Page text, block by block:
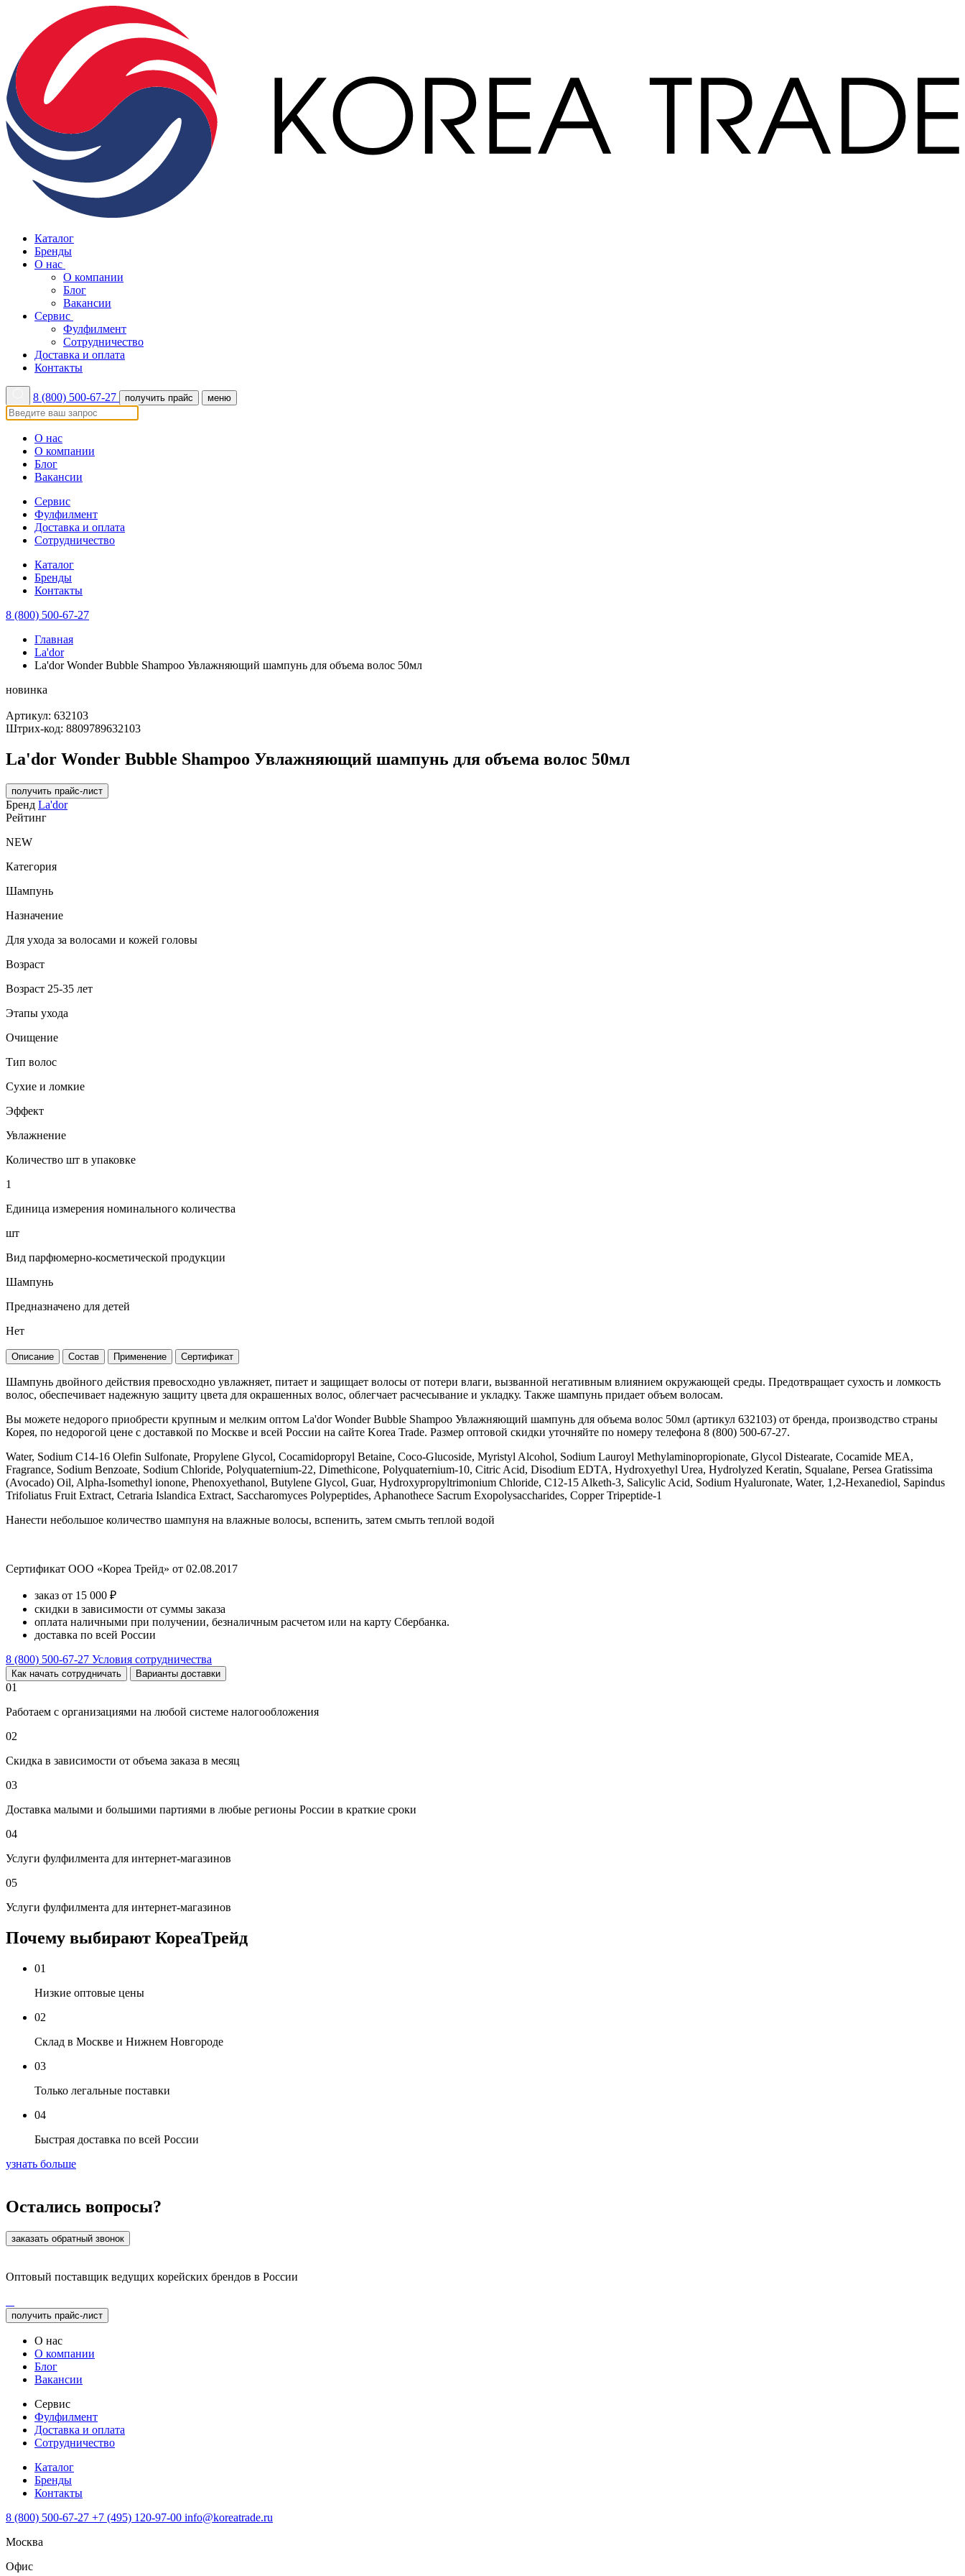
Каталог
Бренды
О нас
О компании
Блог
Вакансии
Сервис
Фулфилмент
Сотрудничество
Доставка и оплата
Контакты
8 (800) 500-67-27 получить прайс меню
О нас
О компании
Блог
Вакансии
Сервис
Фулфилмент
Доставка и оплата
Сотрудничество
Каталог
Бренды
Контакты
8 (800) 500-67-27
Главная
La'dor
La'dor Wonder Bubble Shampoo Увлажняющий шампунь для объема волос 50мл
новинка
Артикул: 632103
Штрих-код: 8809789632103
La'dor Wonder Bubble Shampoo Увлажняющий шампунь для объема волос 50мл
получить прайс-лист
Бренд La'dor
Рейтинг
NEW
Категория
Шампунь
Назначение
Для ухода за волосами и кожей головы
Возраст
Возраст 25-35 лет
Этапы ухода
Очищение
Тип волос
Сухие и ломкие
Эффект
Увлажнение
Количество шт в упаковке
1
Единица измерения номинального количества
шт
Вид парфюмерно-косметической продукции
Шампунь
Предназначено для детей
Нет
Описание Состав Применение Сертификат
Шампунь двойного действия превосходно увлажняет, питает и защищает волосы от потери влаги, вызванной негативным влиянием окружающей среды. Предотвращает сухость и ломкость
волос, обеспечивает надежную защиту цвета для окрашенных волос, облегчает расчесывание и укладку. Также шампунь придает объем волосам.
Вы можете недорого приобрести крупным и мелким оптом La'dor Wonder Bubble Shampoo Увлажняющий шампунь для объема волос 50мл (артикул 632103) от бренда, производство страны
Корея, по недорогой цене с доставкой по Москве и всей России на сайте Korea Trade. Размер оптовой скидки уточняйте по номеру телефона 8 (800) 500-67-27.
Water, Sodium C14-16 Olefin Sulfonate, Propylene Glycol, Cocamidopropyl Betaine, Coco-Glucoside, Myristyl Alcohol, Sodium Lauroyl Methylaminopropionate, Glycol Distearate, Cocamide MEA,
Fragrance, Sodium Benzoate, Sodium Chloride, Polyquaternium-22, Dimethicone, Polyquaternium-10, Citric Acid, Disodium EDTA, Hydroxyethyl Urea, Hydrolyzed Keratin, Squalane, Persea Gratissima
(Avocado) Oil, Alpha-Isomethyl ionone, Phenoxyethanol, Butylene Glycol, Guar, Hydroxypropyltrimonium Chloride, C12-15 Alketh-3, Salicylic Acid, Sodium Hyaluronate, Water, 1,2-Hexanediol, Sapindus
Trifoliatus Fruit Extract, Cetraria Islandica Extract, Saccharomyces Polypeptides, Aphanothece Sacrum Exopolysaccharides, Copper Tripeptide-1
Нанести небольшое количество шампуня на влажные волосы, вспенить, затем смыть теплой водой
Сертификат ООО «Кореа Трейд» от 02.08.2017
заказ от 15 000 ₽
скидки в зависимости от суммы заказа
оплата наличными при получении, безналичным расчетом или на карту Сбербанка.
доставка по всей России
8 (800) 500-67-27 Условия сотрудничества
Как начать сотрудничать Варианты доставки
01
Работаем с организациями на любой системе налогообложения
02
Скидка в зависимости от объема заказа в месяц
03
Доставка малыми и большими партиями в любые регионы России в краткие сроки
04
Услуги фулфилмента для интернет-магазинов
05
Услуги фулфилмента для интернет-магазинов
Почему выбирают КореаТрейд
01
Низкие оптовые цены
02
Склад в Москве и Нижнем Новгороде
03
Только легальные поставки
04
Быстрая доставка по всей России
узнать больше
Остались вопросы?
заказать обратный звонок
Оптовый поставщик ведущих корейских брендов в России
получить прайс-лист
О нас
О компании
Блог
Вакансии
Сервис
Фулфилмент
Доставка и оплата
Сотрудничество
Каталог
Бренды
Контакты
8 (800) 500-67-27 +7 (495) 120-97-00 info@koreatrade.ru
Москва
Офис